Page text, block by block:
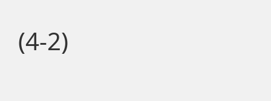
(4-2)